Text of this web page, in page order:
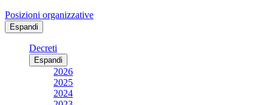
Posizioni organizzative
Espandi
Decreti
Espandi
2026
2025
2024